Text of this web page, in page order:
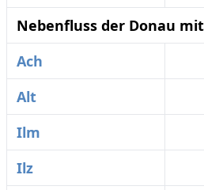
Nebenfluss der Donau
Ach
Alt
Ilm
Ilz